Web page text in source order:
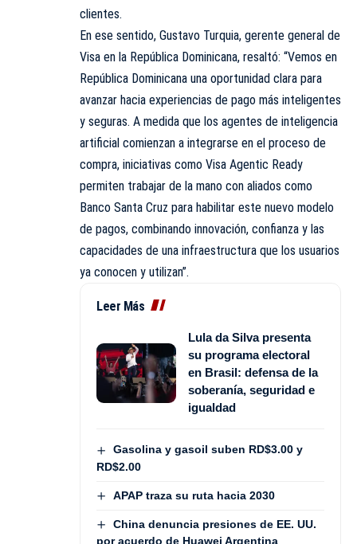
clientes.
En ese sentido, Gustavo Turquia, gerente general de
Visa en la República Dominicana, resaltó: “Vemos en
República Dominicana una oportunidad clara para
avanzar hacia experiencias de pago más inteligentes
y seguras. A medida que los agentes de inteligencia
artificial comienzan a integrarse en el proceso de
compra, iniciativas como Visa Agentic Ready
permiten trabajar de la mano con aliados como
Banco Santa Cruz para habilitar este nuevo modelo
de pagos, combinando innovación, confianza y las
capacidades de una infraestructura que los usuarios
ya conocen y utilizan”.
Leer Más
Lula da Silva presenta
su programa electoral
en Brasil: defensa de la
soberanía, seguridad e
igualdad
Gasolina y gasoil suben RD$3.00 y
RD$2.00
APAP traza su ruta hacia 2030
China denuncia presiones de EE. UU.
por acuerdo de Huawei Argentina